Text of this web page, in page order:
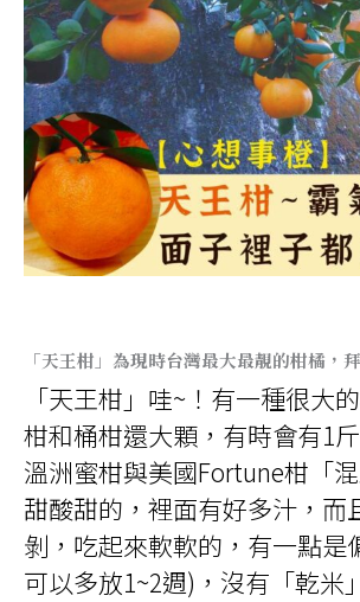
「天王柑」為現時台灣最大最靚的柑橘，
「天王柑」哇~！有一種很大
柑和桶柑還大顆，有時會有1
溫洲蜜柑與美國Fortune柑「
甜酸甜的，裡面有好多汁，而
剝，吃起來軟軟的，有一點是
可以多放1~2週)，沒有「乾米